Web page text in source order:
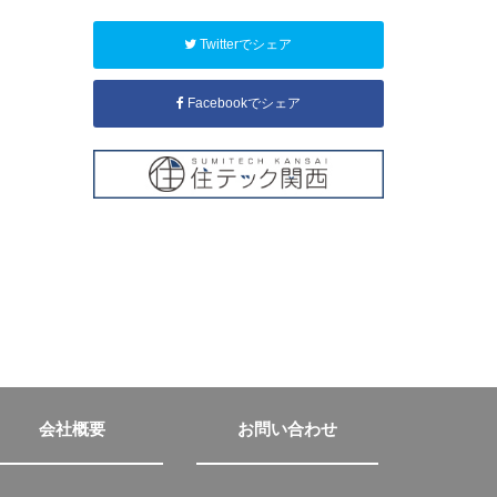
Twitterでシェア
Facebookでシェア
会社概要 お問い合わせ